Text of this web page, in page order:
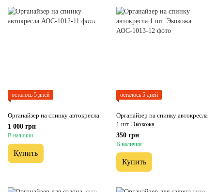
осталось 5 дней
Органайзер на спинку автокресла
1 000 грн
В наличии
Купить
осталось 5 дней
Органайзер на спинку автокресла
1 шт. Экокожа
350 грн
В наличии
Купить